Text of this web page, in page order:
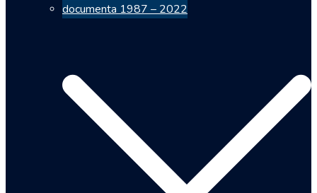
documenta 1987 – 2022